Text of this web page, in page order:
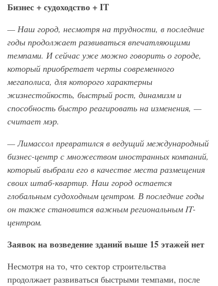
Бизнес + судоходство + IT
— Наш город, несмотря на трудности, в последние
годы продолжает развиваться впечатляющими
темпами. И сейчас уже можно говорить о городе,
который приобретает черты современного
мегаполиса, для которого характерны
жизнестойкость, быстрый рост, динамизм и
способность быстро реагировать на изменения, —
считает мэр.
— Лимассол превратился в ведущий международный
бизнес-центр с множеством иностранных компаний,
который выбрали его в качестве места размещения
своих штаб-квартир. Наш город остается
глобальным судоходным центром. В последние годы
он также становится важным региональным IT-
центром.
Заявок на возведение зданий выше 15 этажей нет
Несмотря на то, что сектор строительства
продолжает развиваться быстрыми темпами, после